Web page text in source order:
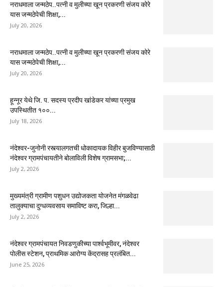
नराधमाला जन्मठेप..पत्नी व मुलीच्या खून प्रकरणी संजय कोरे
यास जन्मठेपेची शिक्षा,...
July 20, 2026
नराधमाला जन्मठेप..पत्नी व मुलीच्या खून प्रकरणी संजय कोरे
यास जन्मठेपेची शिक्षा,...
July 20, 2026
हून्नूर येथे जि. प. सदस्य प्रदीप खांडेकर यांच्या प्रमुख
उपस्थितीत १००...
July 18, 2026
नंदेश्वर-जुनोनी रस्त्यालगतची धोकादायक विहीर बुजविण्यासाठी
नंदेश्वर ग्रामपंचायतीने बोलाविली विशेष ग्रामसभा;...
July 2, 2026
मुख्यमंत्री ग्रामीण पशुधन उद्योजकता योजनेत मंगळवेढा
तालुक्याचा दुग्धव्यवसाय समाविष्ट करा, जिल्हा...
July 2, 2026
नंदेश्वर ग्रामपंचायत निवडणुकीच्या पार्श्वभूमीवर, नंदेश्वर
पोलीस स्टेशन, प्राथमिक आरोग्य केंद्रासह प्रलंबित...
June 25, 2026